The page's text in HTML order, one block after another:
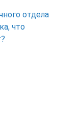
отдела
что